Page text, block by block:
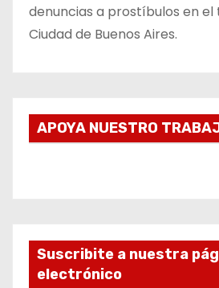
denuncias a prostíbulos en
Ciudad de Buenos Aires.
APOYA NUESTRO
Suscribite a nuestra
electrónico